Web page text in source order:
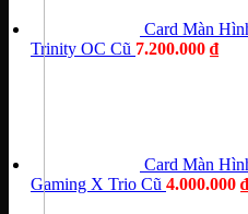
Card Màn
Trinity OC Cũ 7.200.000 ₫
Card Màn
Gaming X Trio Cũ 4.000.000 ₫